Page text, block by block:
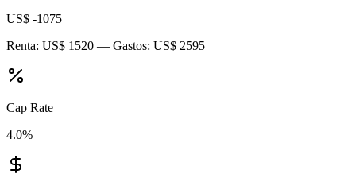
US$ -1075
Renta: US$ 1520 — Gastos: US$ 2595
Cap Rate
4.0%